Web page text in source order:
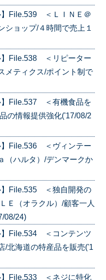
】File.539 ＜ＬＩＮＥ＠
ショップ/４時間で売上１
】File.538 ＜リピーター
メティクス/ポイント制で
】File.537 ＜有機食品を
の情報提供強化('17/08/2
】File.536 ＜ヴィンテー
（ハルタ）/デンマークか
】File.535 ＜独自開発の
Ｅ（オラクル）/顧客一人
08/24)
】File.534 ＜コンテンツ
/北海道の特産品を販売('1
】File.533 ＜ネジに特化